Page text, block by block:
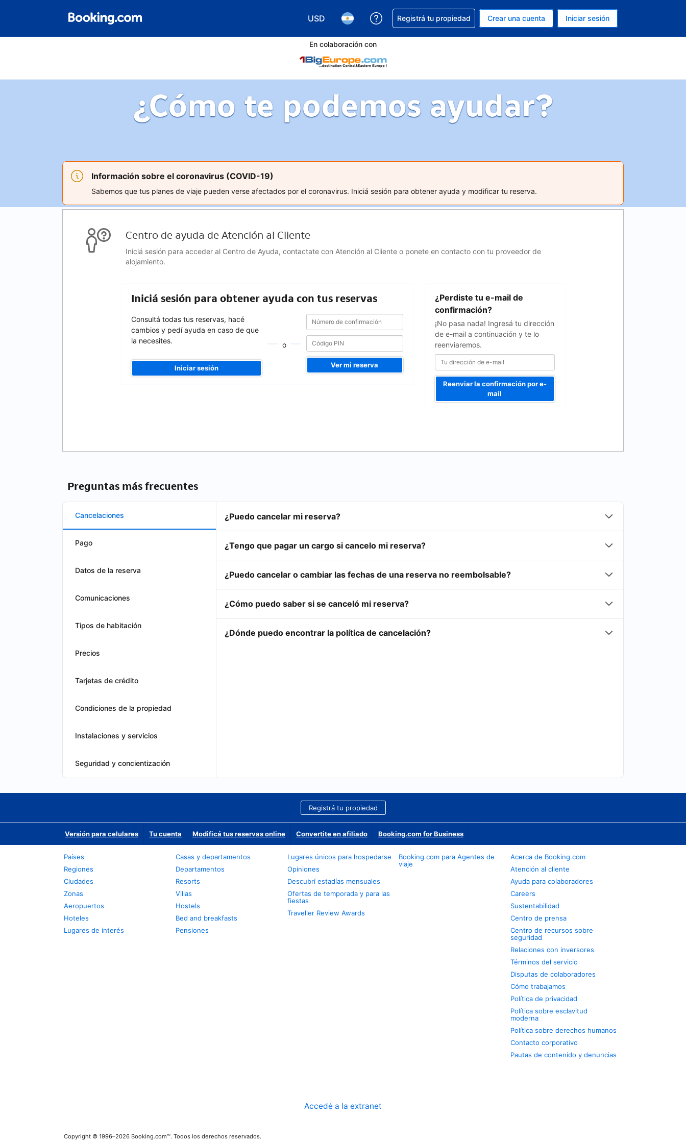
USD
Elegir la moneda. Tu moneda actual es Dólar de EEUU
Elegir el idioma. El idioma que estás usando es Español (Argentina)
Conseguí ayuda con tu reserva
Registrá tu propiedad Crear una cuenta Iniciar sesión
En colaboración con
¿Cómo te podemos ayudar?
Información sobre el coronavirus (COVID-19)
Sabemos que tus planes de viaje pueden verse afectados por el coronavirus. Iniciá sesión para obtener ayuda y modificar tu reserva.
Centro de ayuda de Atención al Cliente
Iniciá sesión para acceder al Centro de Ayuda, contactate con Atención al Cliente o ponete en contacto con tu proveedor de
alojamiento.
Iniciá sesión para obtener ayuda con tus reservas
Consultá todas tus reservas, hacé
cambios y pedí ayuda en caso de que
la necesites.
Iniciar sesión
o
Número
de
confirmación
Número
confirmación
Ver mi reserva
¿Perdiste tu e-mail de
confirmación?
¡No pasa nada! Ingresá tu dirección
de e-mail a continuación y te lo
reenviaremos.
dirección
Reenviar la confirmación por e-
mail
Preguntas más frecuentes
Cancelaciones
Pago
Datos de la reserva
Comunicaciones
Tipos de habitación
Precios
Tarjetas de crédito
Condiciones de la propiedad
Instalaciones y servicios
Seguridad y concientización
¿Puedo cancelar mi reserva?
¿Tengo que pagar un cargo si cancelo mi reserva?
¿Puedo cancelar o cambiar las fechas de una reserva no reembolsable?
¿Cómo puedo saber si se canceló mi reserva?
¿Dónde puedo encontrar la política de cancelación?
Registrá tu propiedad
Versión para celulares Tu cuenta Modificá tus reservas online Convertite en afiliado Booking.com for Business
Países
Regiones
Ciudades
Zonas
Aeropuertos
Hoteles
Lugares de interés
Casas y departamentos
Departamentos
Resorts
Villas
Hostels
Bed and breakfasts
Pensiones
Lugares únicos para hospedarse
Opiniones
Descubrí estadías mensuales
Ofertas de temporada y para las
fiestas
Traveller Review Awards
Booking.com para Agentes de
viaje
Acerca de Booking.com
Atención al cliente
Ayuda para colaboradores
Careers
Sustentabilidad
Centro de prensa
Centro de recursos sobre
seguridad
Relaciones con inversores
Términos del servicio
Disputas de colaboradores
Cómo trabajamos
Política de privacidad
Política sobre esclavitud
moderna
Política sobre derechos humanos
Contacto corporativo
Pautas de contenido y denuncias
Accedé a la extranet
Copyright © 1996–2026 Booking.com™. Todos los derechos reservados.